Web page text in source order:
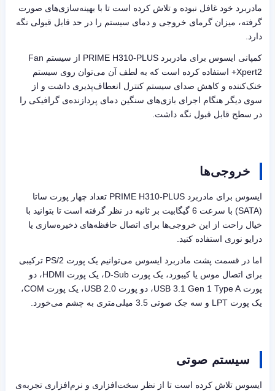
مادربرد خود غافل نبوده و تلاش کرده است تا با بهینه‌سازی‌های صورت
گرفته، میزان گرمای خروجی و دمای سیستم را در حد قابل قبولی نگه
دارد.
کمپانی ایسوس برای مادربرد PRIME H310-PLUS از سیستم Fan
Xpert2+
استفاده کرده است که به لطف آن می‌توان روی سیستم
خنک‌کننده و کاهش صدای سیستم کنترل انعطاف‌پذیری داشت و از
سوی دیگر هنگام اجرای بازی‌های سنگین دمای پردازنده‌ی گرافیکی را
در سطح قابل قبول نگه داشت.
خروجی‌ها
ایسوس برای مادربرد PRIME H310-PLUS تعداد چهار پورت ساتا
(
SATA
) با سرعت 6 گیگابیت بر ثانیه در نظر گرفته است تا بتوانید با
خیال راحت از این خروجی‌ها برای اتصال حافظه‌های ذخیره‌سازی یا
درایو نوری استفاده کنید.
اما در قسمت پشت مادربرد ایسوس می‌توانیم یک پورت PS/2 ترکیبی
برای اتصال موس یا کیبورد، یک پورت D-Sub، یک پورت HDMI، دو
پورتUSB 3.1 Gen 1 Type A، دو پورت USB 2.0، یک پورت COM،
یک پورت LPT و سه جک صوتی 3.5 میلی‌متری به چشم می‌خورد.
سیستم صوتی
ایسوس تلاش کرده است تا از نظر سخت‌افزاری و نرم‌افزاری تجربه‌ی